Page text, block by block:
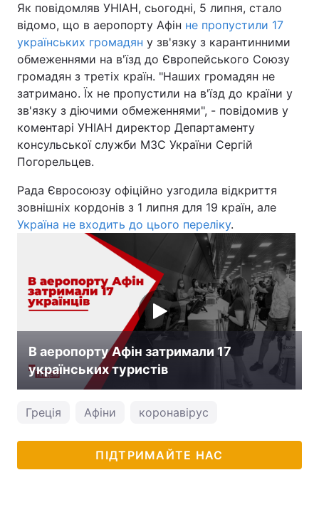
Як повідомляв УНІАН, сьогодні, 5 липня, стало
відомо, що в аеропорту Афін не пропустили 17
українських громадян у зв'язку з карантинними
обмеженнями на в'їзд до Європейського Союзу
громадян з третіх країн. "Наших громадян не
затримано. Їх не пропустили на в'їзд до країни у
зв'язку з діючими обмеженнями", - повідомив у
коментарі УНІАН директор Департаменту
консульської служби МЗС України Сергій
Погорельцев.
Рада Євросоюзу офіційно узгодила відкриття
зовнішніх кордонів з 1 липня для 19 країн, але
Україна не входить до цього переліку.
В аеропорту Афін затримали 17
українських туристів
Греція Афіни коронавірус
ПІДТРИМАЙТЕ НАС